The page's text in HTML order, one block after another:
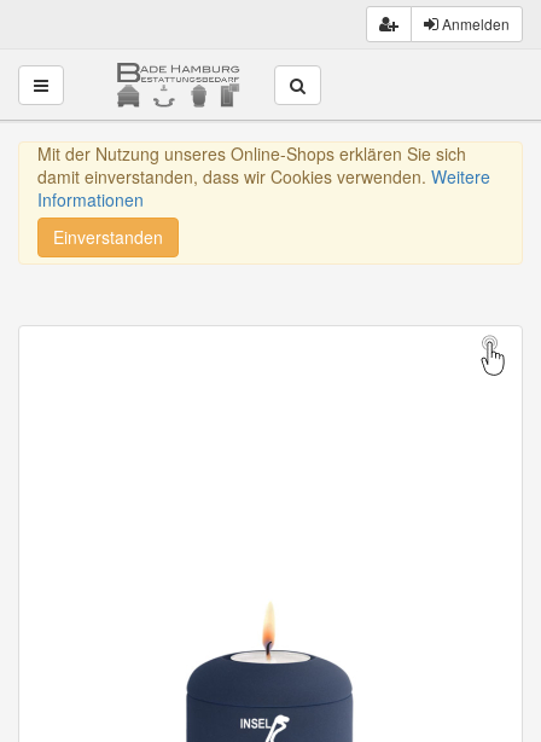
Anmelden
Toggle navigation
Mit der Nutzung unseres Online-Shops erklären Sie sich
damit einverstanden, dass wir Cookies verwenden. Weitere
Informationen
Einverstanden